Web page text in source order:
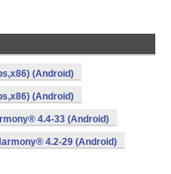
(Android)
(Android)
4.4-33 (Android)
4.2-29 (Android)